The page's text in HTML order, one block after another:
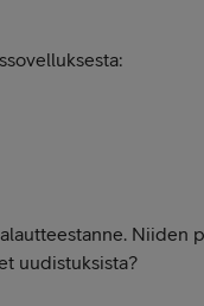
Niiden
uudistuksista?